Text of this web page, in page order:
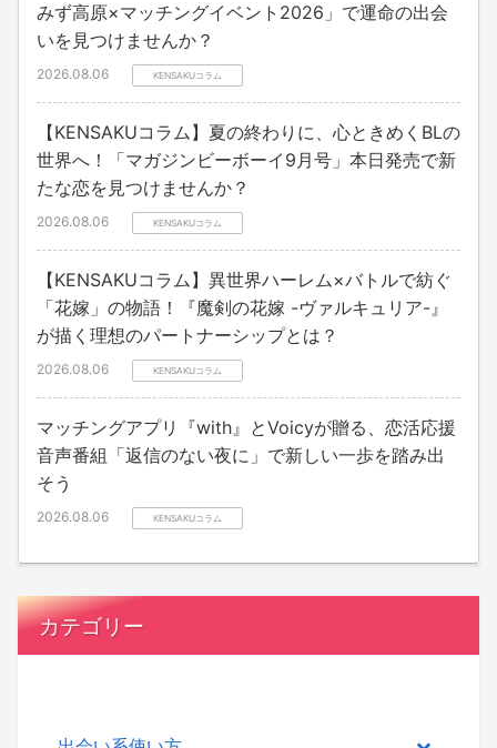
みず高原×マッチングイベント2026」で運命の出会
いを見つけませんか？
2026.08.06 KENSAKUコラム
【KENSAKUコラム】夏の終わりに、心ときめくBLの
世界へ！「マガジンビーボーイ9月号」本日発売で新
たな恋を見つけませんか？
2026.08.06 KENSAKUコラム
【KENSAKUコラム】異世界ハーレム×バトルで紡ぐ
「花嫁」の物語！『魔剣の花嫁 -ヴァルキュリア-』
が描く理想のパートナーシップとは？
2026.08.06 KENSAKUコラム
マッチングアプリ『with』とVoicyが贈る、恋活応援
音声番組「返信のない夜に」で新しい一歩を踏み出
そう
2026.08.06 KENSAKUコラム
カテゴリー